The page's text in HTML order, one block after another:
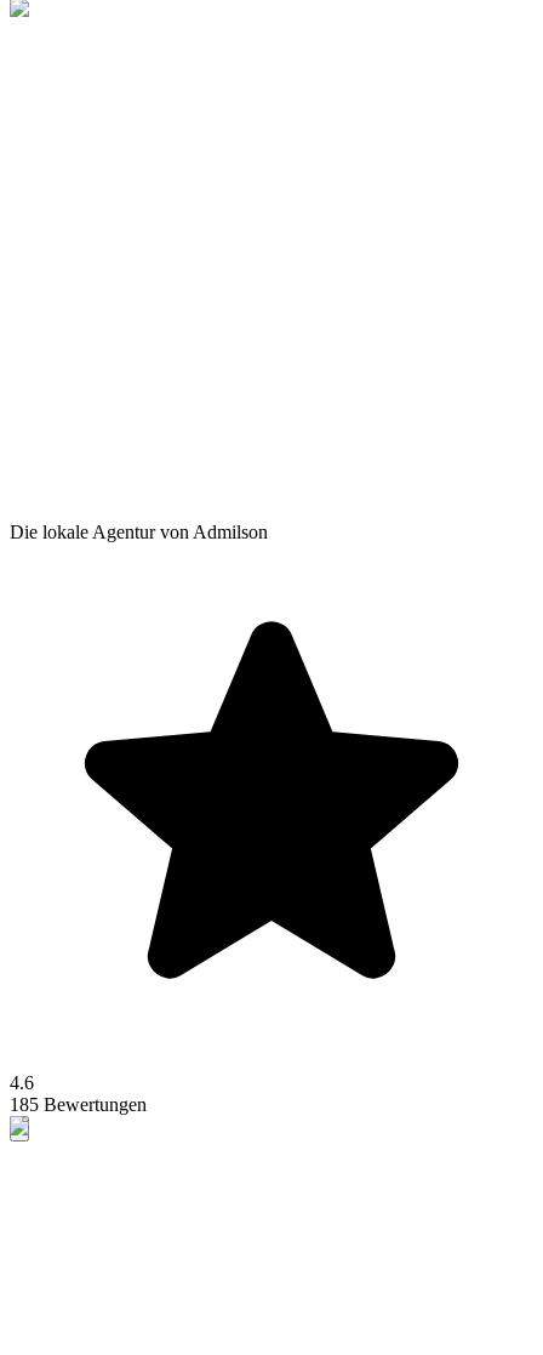
Die lokale Agentur von Admilson
4.6
185 Bewertungen